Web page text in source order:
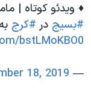
♦️ ویدئو کوتاه |
#بسیج در #کرج
bstLMoKBO0
— VOA Farsi (@VOAIran)
18, 2019